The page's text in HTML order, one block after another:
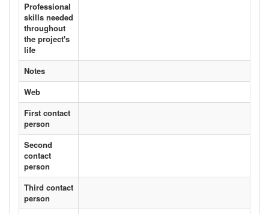
Professional
skills needed
throughout
the project's
life
Notes
Web
First contact
person
Second
contact
person
Third contact
person